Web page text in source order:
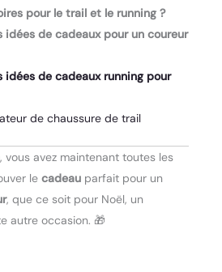
pour le trail et le running ?
idées de cadeaux pour un coureur
idées de cadeaux running pour
de chaussure de trail
, vous avez maintenant toutes les
lecadeau parfait pour un
, que ce soit pour Noël, un
autre occasion. 🎁